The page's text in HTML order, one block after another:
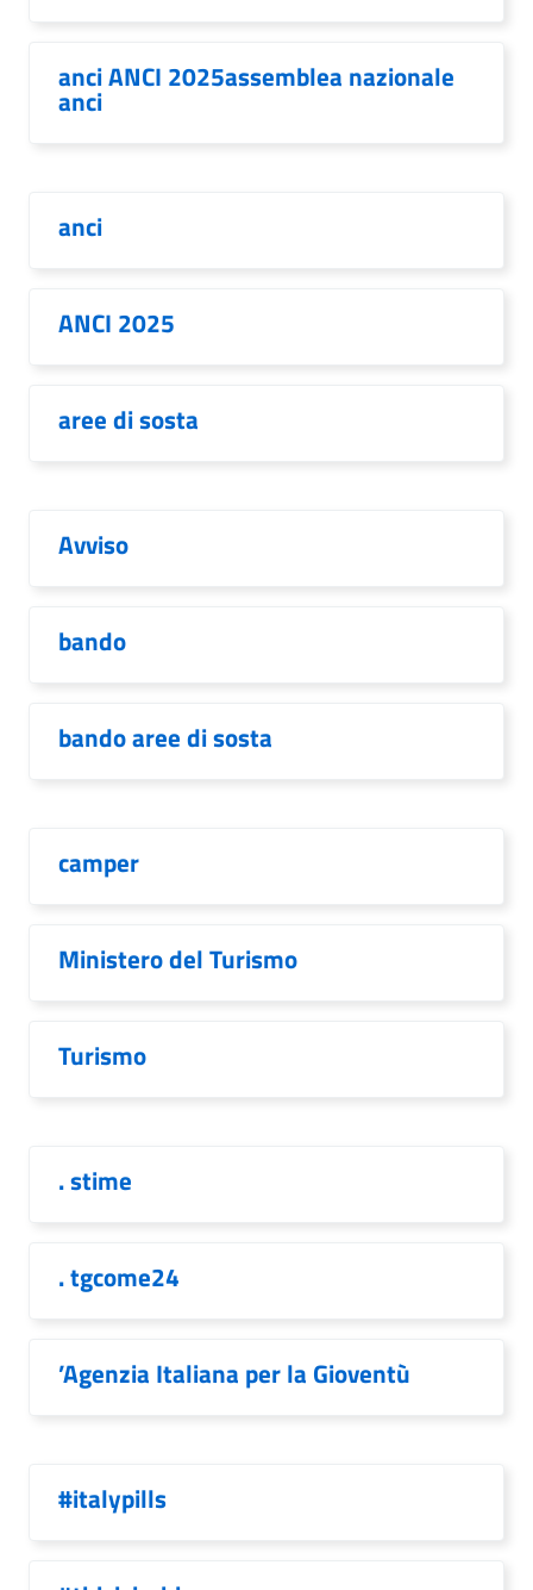
anci ANCI 2025assemblea nazionale
anci
anci
ANCI 2025
aree di sosta
Avviso
bando
bando aree di sosta
camper
Ministero del Turismo
Turismo
. stime
. tgcome24
’Agenzia Italiana per la Gioventù
#italypills